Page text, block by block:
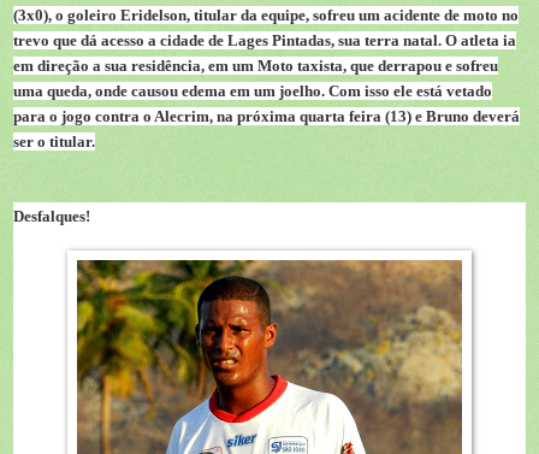
(3x0), o goleiro Eridelson, titular da equipe, sofreu um acidente de moto no
trevo que dá acesso a cidade de Lages Pintadas, sua terra natal. O atleta ia
em direção a sua residência, em um Moto taxista, que derrapou e sofreu
uma queda, onde causou edema em um joelho. Com isso ele está vetado
para o jogo contra o Alecrim, na próxima quarta feira (13) e Bruno deverá
ser o titular.
Desfalques!